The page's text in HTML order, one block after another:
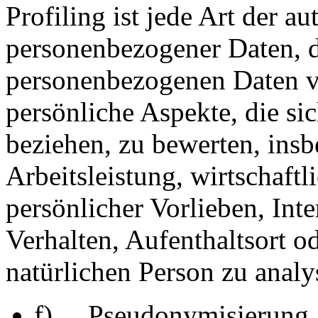
Profiling ist jede Art der
personenbezogener Daten,
personenbezogenen Daten
persönliche Aspekte, die
beziehen, zu bewerten,
Arbeitsleistung,
persönlicher Vorlieben,
Verhalten, Aufenthaltsort
natürlichen Person zu